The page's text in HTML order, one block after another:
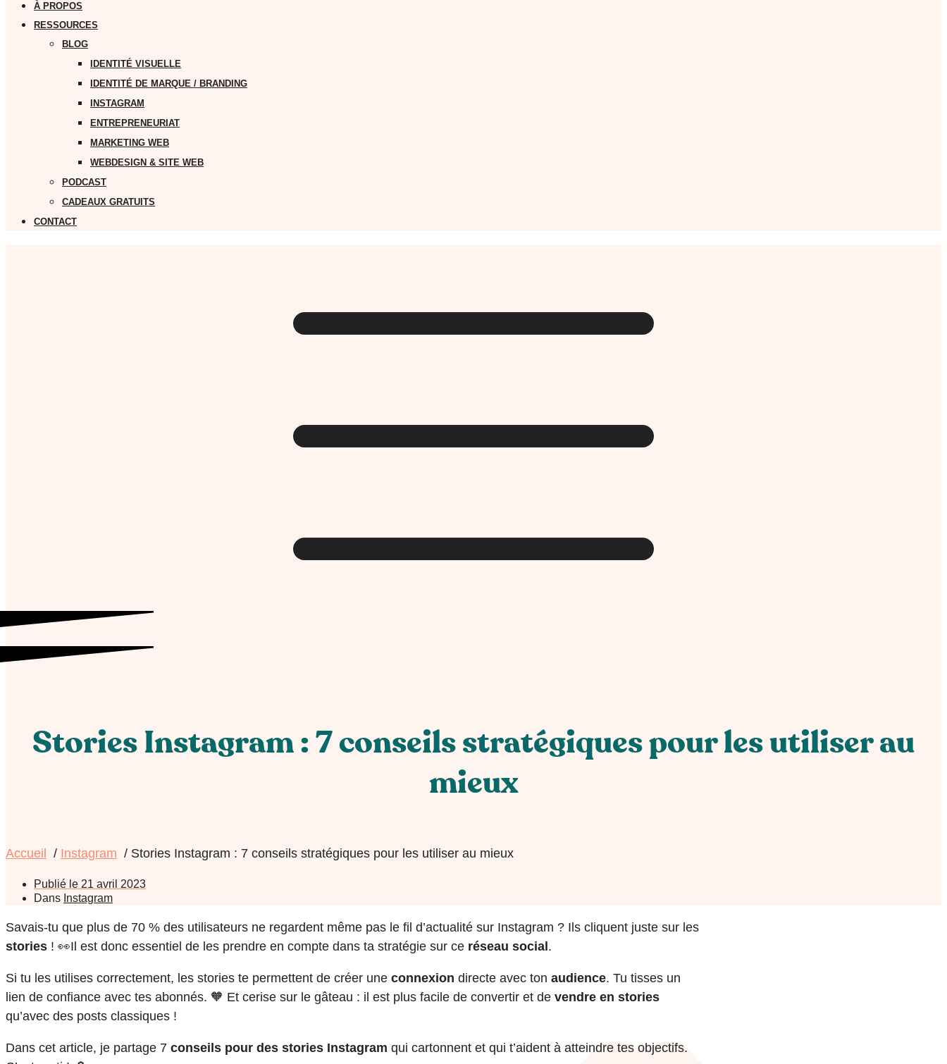
À PROPOS
RESSOURCES
BLOG
IDENTITÉ VISUELLE
IDENTITÉ DE MARQUE / BRANDING
INSTAGRAM
ENTREPRENEURIAT
MARKETING WEB
WEBDESIGN & SITE WEB
PODCAST
CADEAUX GRATUITS
CONTACT
Stories Instagram : 7 conseils stratégiques pour les utiliser au
mieux
Accueil Instagram Stories Instagram : 7 conseils stratégiques pour les utiliser au mieux
Publié le 21 avril 2023
Dans Instagram
Savais-tu que plus de 70 % des utilisateurs ne regardent même pas le fil d’actualité sur Instagram ? Ils cliquent juste sur les
stories ! 👀Il est donc essentiel de les prendre en compte dans ta stratégie sur ce réseau social .
Si tu les utilises correctement, les stories te permettent de créer une connexion directe avec ton audience. Tu tisses un
lien de confiance avec tes abonnés. 🧡 Et cerise sur le gâteau : il est plus facile de convertir et de vendre en stories
qu’avec des posts classiques !
Dans cet article, je partage 7 conseils pour des stories Instagram qui cartonnent et qui t’aident à atteindre tes objectifs.